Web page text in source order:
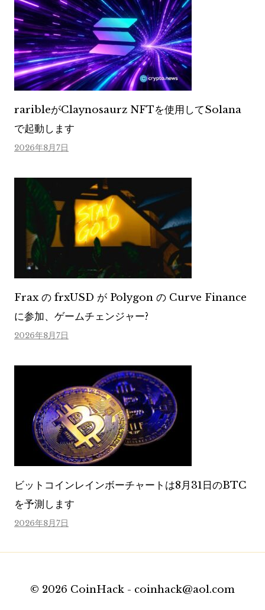
raribleがClaynosaurz NFTを使用してSolana
で起動します
2026年8月7日
Frax の frxUSD が Polygon の Curve Finance
に参加、ゲームチェンジャー?
2026年8月7日
ビットコインレインボーチャートは8月31日のBTC
を予測します
2026年8月7日
© 2026 CoinHack - coinhack@aol.com